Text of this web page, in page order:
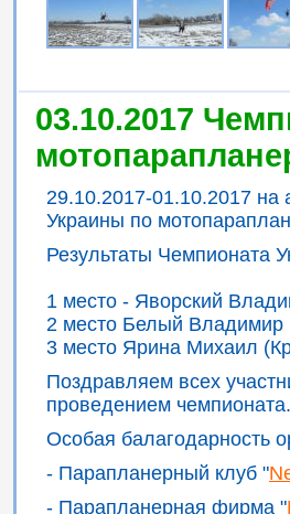
03.10.2017
29.10.2017-01.10.2017
Украины по
Результаты Чемпионата
1 место - Яворский
2 место Белый Владимир
3 место Ярина Михаил
Поздравляем всех
проведением чемпионата.
Особая балагодарность
- Парапланерный клуб "
- Парапланерная фирма "